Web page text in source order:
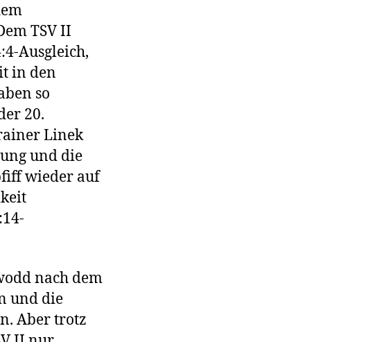
TSV II
Ausgleich,
in den
so
20.
Linek
und die
wieder auf
nach dem
und die
Aber trotz